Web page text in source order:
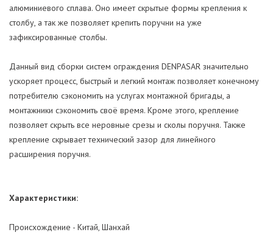
алюминиевого сплава. Оно имеет скрытые формы крепления к
столбу, а так же позволяет крепить поручни на уже
зафиксированные столбы.
Данный вид сборки систем ограждения DENPASAR значительно
ускоряет процесс, быстрый и легкий монтаж позволяет конечному
потребителю сэкономить на услугах монтажной бригады, а
монтажники сэкономить своё время. Кроме этого, крепление
позволяет скрыть все неровные срезы и сколы поручня. Также
крепление скрывает технический зазор для линейного
расширения поручня.
Характеристики:
Происхождение - Китай, Шанхай